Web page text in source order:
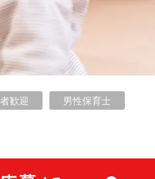
歓迎
男性保育士